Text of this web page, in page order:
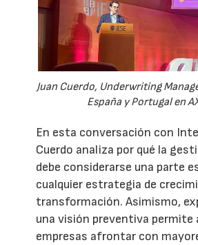
Juan Cuerdo, Underwriting
España y Portugal en
En esta conversación con
Cuerdo analiza por qué la
debe considerarse una parte
cualquier estrategia de
transformación. Asimismo,
una visión preventiva permite
empresas afrontar con